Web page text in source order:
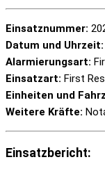
Einsatznummer:
Datum und Uhrzeit:
Alarmierungsart:
Einsatzart: First
Einheiten und
Weitere Kräfte:
Einsatzbericht: